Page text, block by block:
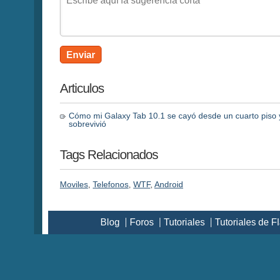
Enviar
Articulos
Cómo mi Galaxy Tab 10.1 se cayó desde un cuarto piso
sobrevivió
Tags Relacionados
Moviles Telefonos WTF, Android
Blog Foros Tutoriales Tutoriales de